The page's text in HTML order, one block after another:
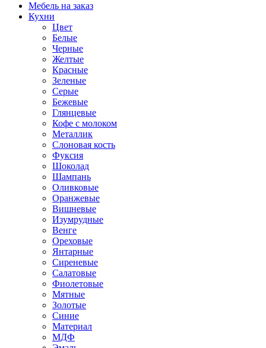
Мебель на заказ
Кухни
Цвет
Белые
Черные
Желтые
Красные
Зеленые
Серые
Бежевые
Глянцевые
Кофе с молоком
Металлик
Слоновая кость
Фуксия
Шоколад
Шампань
Оливковые
Оранжевые
Вишневые
Изумрудные
Венге
Ореховые
Янтарные
Сиреневые
Салатовые
Фиолетовые
Мятные
Золотые
Синие
Материал
МДФ